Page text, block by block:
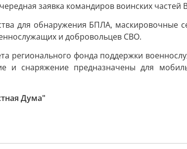
заявка командиров воинских частей
для обнаружения БПЛА, маскировочные
и добровольцев СВО.
регионального фонда поддержки
и снаряжение предназначены для
Дума"